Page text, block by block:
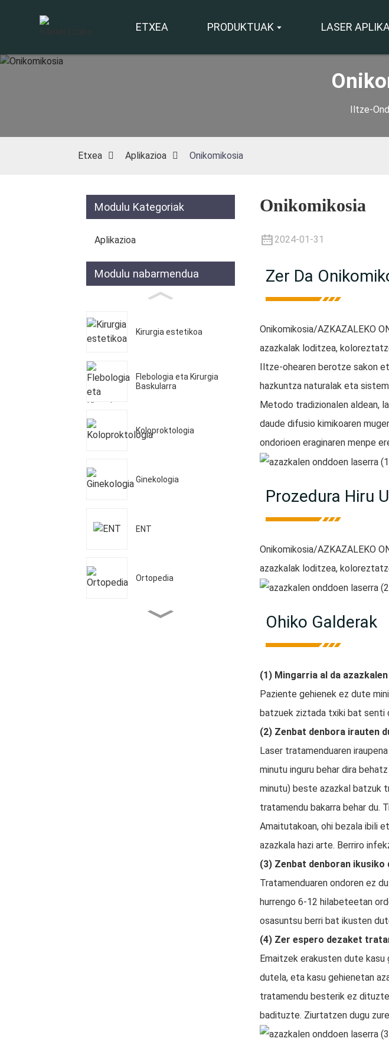
ETXEA PRODUKTUAK LASER
Iltze-
Etxea Aplikazioa Onikomikosia
Modulu Kategoriak
Aplikazioa
Modulu nabarmendua
Kirurgia estetikoa
Flebologia eta Kirurgia
Baskularra
Koloproktologia
Ginekologia
ENT
Ortopedia
Onikomikosia
2024-01-31
Zer Da
Onikomikosia/AZKAZALEKO
azazkalak loditzea,
Iltze-ohearen berotze sakon
hazkuntza naturalak eta
Metodo tradizionalen aldean,
daude difusio kimikoaren
ondorioen eraginaren menpe
Prozedura Hiru
Onikomikosia/AZKAZALEKO
azazkalak loditzea,
Ohiko Galderak
(1) Mingarria al da
Paziente gehienek ez dute
batzuek ziztada txiki bat senti
(2) Zenbat denbora irauten
Laser tratamenduaren
minutu inguru behar dira
minutu) beste azazkal batzuk
tratamendu bakarra behar du.
Amaitutakoan, ohi bezala ibili
azazkala hazi arte. Berriro
(3) Zenbat denboran
Tratamenduaren ondoren ez
hurrengo 6-12 hilabeteetan
osasuntsu berri bat ikusten
(4) Zer espero dezaket
Emaitzek erakusten dute
dutela, eta kasu gehienetan
tratamendu besterik ez
badituzte. Ziurtatzen dugu